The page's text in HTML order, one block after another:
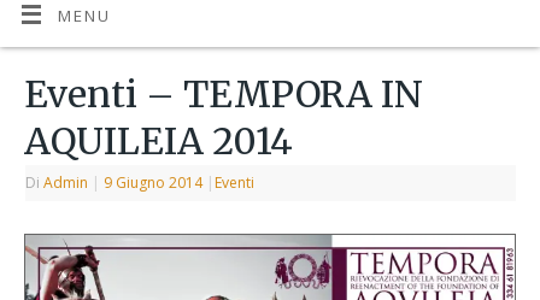
MENU
Eventi – TEMPORA IN
AQUILEIA 2014
DiAdmin | 9 Giugno 2014 | Eventi